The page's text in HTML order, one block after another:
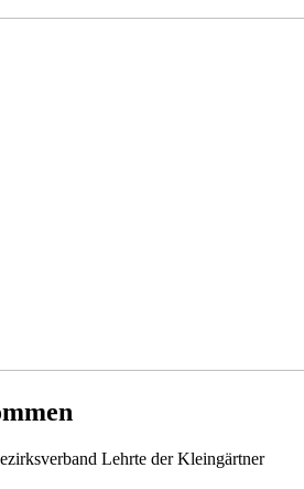
Lehrte der Kleingärtner